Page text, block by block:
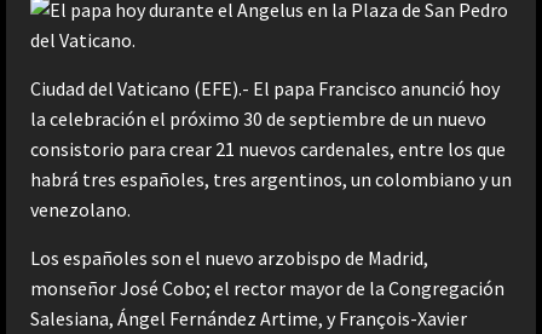
Ciudad del Vaticano (EFE).- El papa Francisco anunció hoy
la celebración el próximo 30 de septiembre de un nuevo
consistorio para crear 21 nuevos cardenales, entre los que
habrá tres españoles, tres argentinos, un colombiano y un
venezolano.
Los españoles son el nuevo arzobispo de Madrid,
monseñor José Cobo; el rector mayor de la Congregación
Salesiana, Ángel Fernández Artime, y François-Xavier